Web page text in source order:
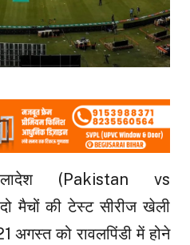
(Pakistan vs
मैचों की टेस्ट सीरीज खेली
अगस्त को रावलपिंडी में होने